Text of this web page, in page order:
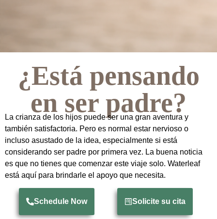
¿Está pensando
en ser padre?
La crianza de los hijos puede ser una gran aventura y
también satisfactoria. Pero es normal estar nervioso o
incluso asustado de la idea, especialmente si está
considerando ser padre por primera vez. La buena noticia
es que no tienes que comenzar este viaje solo. Waterleaf
está aquí para brindarle el apoyo que necesita.
Schedule Now Solicite su cita